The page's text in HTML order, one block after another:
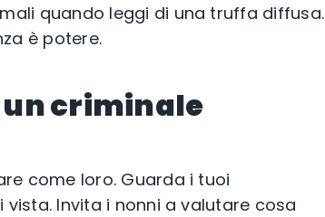
quando leggi di una truffa diffusa.
è potere.
un criminale
come loro. Guarda i tuoi
Invita i nonni a valutare cosa